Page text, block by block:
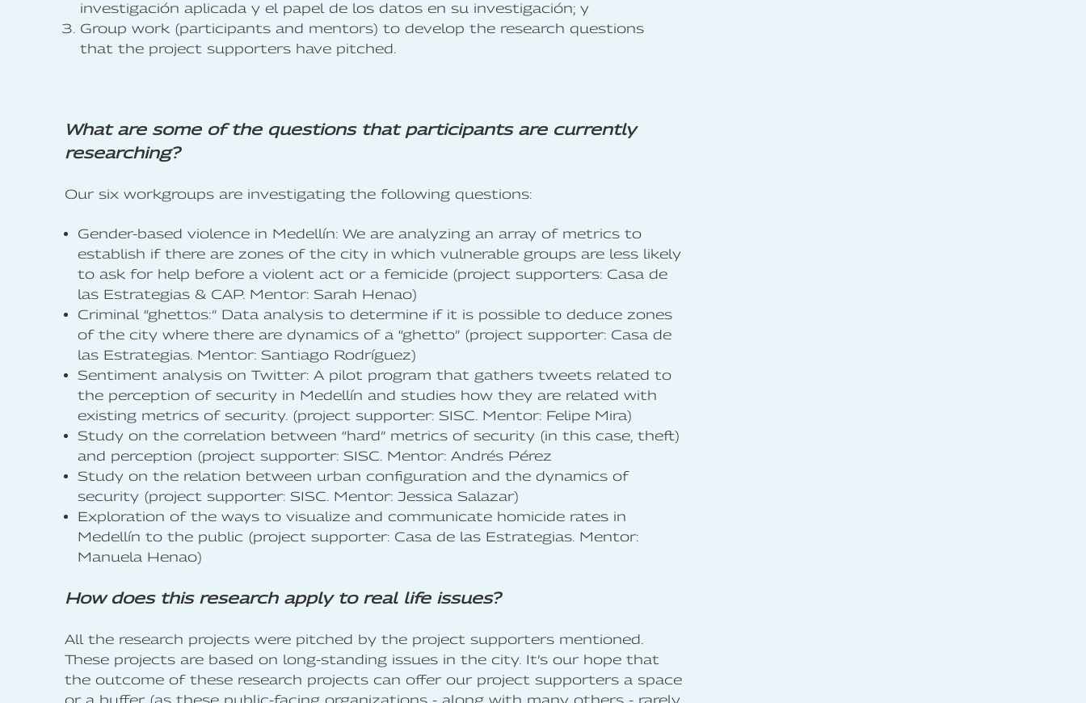
investigación aplicada y el papel de los datos en su investigación; y
Group work (participants and mentors) to develop the research questions
that the project supporters have pitched.
What are some of the questions that participants are currently
researching?
Our six workgroups are investigating the following questions:
Gender-based violence in Medellín: We are analyzing an array of metrics to
establish if there are zones of the city in which vulnerable groups are less likely
to ask for help before a violent act or a femicide (project supporters: Casa de
las Estrategias & CAP. Mentor: Sarah Henao)
Criminal “ghettos:” Data analysis to determine if it is possible to deduce zones
of the city where there are dynamics of a “ghetto” (project supporter: Casa de
las Estrategias. Mentor: Santiago Rodríguez)
Sentiment analysis on Twitter: A pilot program that gathers tweets related to
the perception of security in Medellín and studies how they are related with
existing metrics of security. (project supporter: SISC. Mentor: Felipe Mira)
Study on the correlation between “hard” metrics of security (in this case, theft)
and perception (project supporter: SISC. Mentor: Andrés Pérez
Study on the relation between urban configuration and the dynamics of
security (project supporter: SISC. Mentor: Jessica Salazar)
Exploration of the ways to visualize and communicate homicide rates in
Medellín to the public (project supporter: Casa de las Estrategias. Mentor:
Manuela Henao)
How does this research apply to real life issues?
All the research projects were pitched by the project supporters mentioned.
These projects are based on long-standing issues in the city. It’s our hope that
the outcome of these research projects can offer our project supporters a space